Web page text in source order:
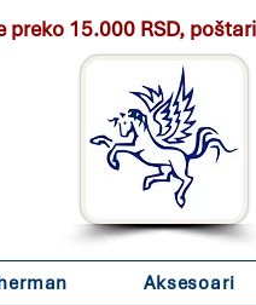
preko 15.000 RSD,
Aksesoari